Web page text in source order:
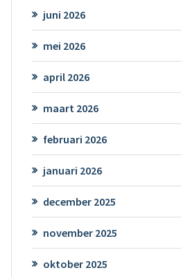
juni 2026
mei 2026
april 2026
maart 2026
februari 2026
januari 2026
december 2025
november 2025
oktober 2025